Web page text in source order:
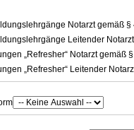
Notarzt gemäß §
Leitender
„Refresher“ Notarzt gemäß
„Refresher“ Leitender